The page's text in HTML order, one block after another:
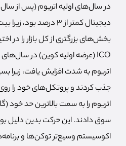
دیجیتال کمتر از ۳ درصد
بخش‌های بزرگتری از کل بازار را در
اتریوم به شدت افزایش یافت، زیرا
جذب کردند و پروتکل‌های خود را
سوق دادند. این حرکت بدین دلیل
اکوسیستم وسیع‌تر توکن‌ها و